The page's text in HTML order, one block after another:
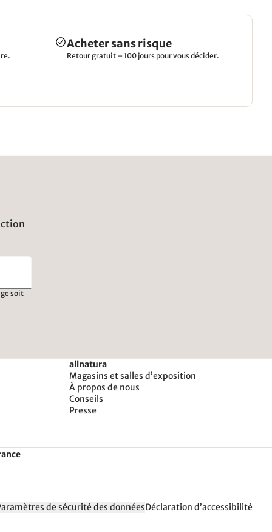
Acheter sans risque
Retour gratuit – 100 jours pour vous décider.
soit
allnatura
Magasins et salles d’exposition
À propos de nous
Conseils
Presse
de sécurité des donnéesDéclaration d’accessibilité